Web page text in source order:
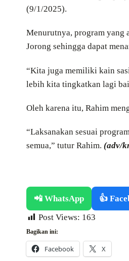
(9/1/2025).
Menurutnya, program yang
Jorong sehingga dapat
“Kita juga memiliki kain
lebih kita tingkatkan lagi
Oleh karena itu, Rahim
“Laksanakan sesuai
semua,” tutur Rahim. (adv/
📲 WhatsApp 👍
Post Views: 163
Bagikan ini:
Facebook X